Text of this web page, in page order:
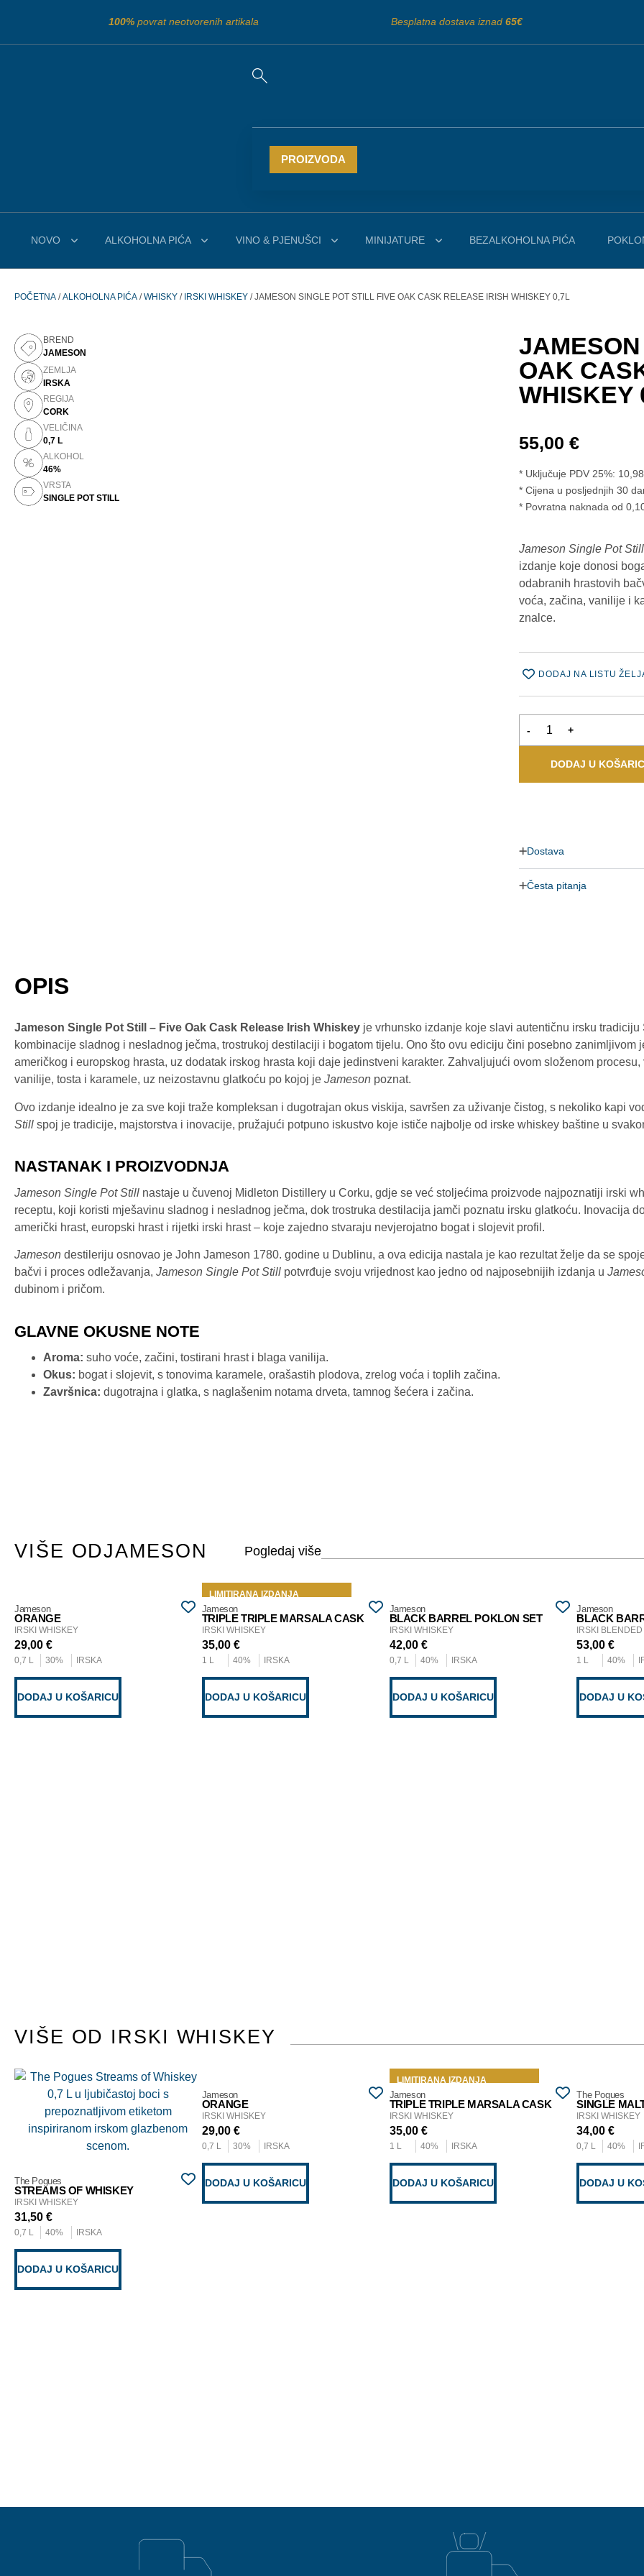
100%povrat neotvorenih artikala Besplatna dostava iznad65€
PROIZVODA
NOVO ALKOHOLNA PIĆA VINO & PJENUŠCI MINIJATURE BEZALKOHOLNA PIĆA
POČETNA /ALKOHOLNA PIĆA /WHISKY / IRSKI WHISKEY / JAMESON SINGLE POT STILL FIVE OAK CASK RELEASE IRISH WHISKEY 0,7L
BREND
JAMESON
ZEMLJA
IRSKA
REGIJA
CORK
VELIČINA
0,7 L
ALKOHOL
46%
VRSTA
SINGLE POT STILL
OAK
WHISKEY
55,00 €
* Uključuje PDV 25%: 10,98
Cijena u posljednjih 30
* Povratna naknada od
Jameson Single Pot
izdanje koje donosi
odabranih hrastovih
voća, začina, vanilije i
znalce.
DODAJ NA LISTU
- +
DODAJ U
Dostava
Česta pitanja
OPIS
Jameson Single Pot Still – Five Oak Cask Release Irish Whiskey je vrhunsko izdanje koje slavi autentičnu irsku
kombinacije sladnog i nesladnog ječma, trostrukoj destilaciji i bogatom tijelu. Ono što ovu ediciju čini posebno zanimljivom
američkog i europskog hrasta, uz dodatak irskog hrasta koji daje jedinstveni karakter. Zahvaljujući ovom složenom
vanilije, tosta i karamele, uz neizostavnu glatkoću po kojoj je Jameson poznat.
Ovo izdanje idealno je za sve koji traže kompleksan i dugotrajan okus viskija, savršen za uživanje čistog, s nekoliko kapi
Still spoj je tradicije, majstorstva i inovacije, pružajući potpuno iskustvo koje ističe najbolje od irske whiskey baštine u
NASTANAK I PROIZVODNJA
Jameson Single Pot Still nastaje u čuvenoj Midleton Distillery u Corku, gdje se već stoljećima proizvode najpoznatiji irski
receptu, koji koristi mješavinu sladnog i nesladnog ječma, dok trostruka destilacija jamči poznatu irsku glatkoću. Inovacija
američki hrast, europski hrast i rijetki irski hrast – koje zajedno stvaraju nevjerojatno bogat i slojevit profil.
Jameson destileriju osnovao je John Jameson 1780. godine u Dublinu, a ova edicija nastala je kao rezultat želje da se
bačvi i proces odležavanja, Jameson Single Pot Still potvrđuje svoju vrijednost kao jedno od najposebnijih izdanja u
dubinom i pričom.
GLAVNE OKUSNE NOTE
Aroma: suho voće, začini, tostirani hrast i blaga vanilija.
Okus: bogat i slojevit, s tonovima karamele, orašastih plodova, zrelog voća i toplih začina.
Završnica: dugotrajna i glatka, s naglašenim notama drveta, tamnog šećera i začina.
VIŠE ODJAMESON
Jameson
ORANGE
IRSKI WHISKEY
29,00 €
0,7 L 30% IRSKA
DODAJ U KOŠARICU
TOP
LIMITIRANA IZDANJA
Jameson
TRIPLE TRIPLE MARSALA CASK
IRSKI WHISKEY
35,00 €
1 L 40% IRSKA
DODAJ U KOŠARICU
Jameson
BLACK BARREL POKLON SET
IRSKI WHISKEY
42,00 €
0,7 L 40% IRSKA
DODAJ U KOŠARICU
Jameson
BLACK
IRSKI
53,00€
1 L 40%
DODAJ U
VIŠE OD IRSKI WHISKEY
The Pogues
STREAMS OF WHISKEY
IRSKI WHISKEY
31,50 €
0,7 L 40% IRSKA
DODAJ U KOŠARICU
Jameson
ORANGE
IRSKI WHISKEY
29,00 €
0,7 L 30% IRSKA
DODAJ U KOŠARICU
TOP
LIMITIRANA IZDANJA
Jameson
TRIPLE TRIPLE MARSALA CASK
IRSKI WHISKEY
35,00 €
1 L 40% IRSKA
DODAJ U KOŠARICU
The Pogues
SINGLE
IRSKI WHISKEY
34,00€
0,7 L 40%
DODAJ U